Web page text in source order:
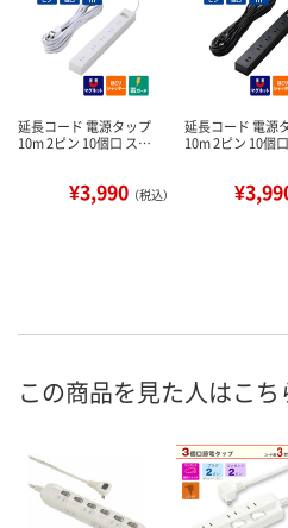
延長コード 電源タップ
10m 2ピン 10個口 ス…
¥3,990 （税込）
延長コード 電源
10m 2ピン 10個
この商品を見た人はこ